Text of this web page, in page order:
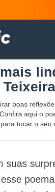
boas
aqui o
tocar o seu
suas